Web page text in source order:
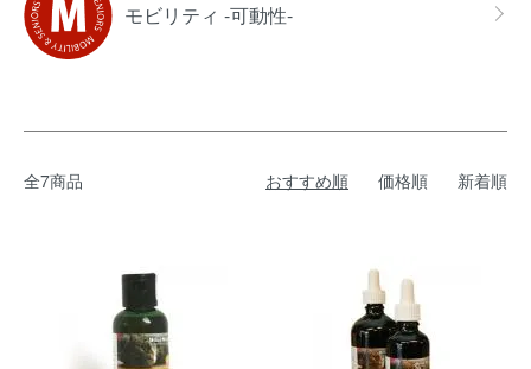
モビリティ -可動性-
全7商品 おすすめ順 価格順 新着順